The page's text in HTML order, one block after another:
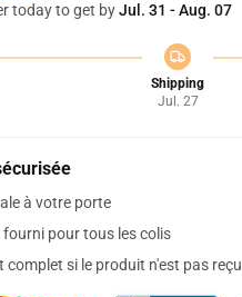
today to get byJul. 31 - Aug. 07
Shipping
Jul. 27
à votre porte
fourni pour tous les colis
complet si le produit n'est pas reçu